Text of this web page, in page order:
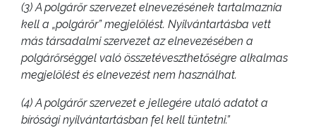
TESTÜLETI
ANYAGOK
KISTÉRSÉG
GEOTERM-
GYÖNGYÖS
(3) A polgárőr szervezet elnevezésének tartalmaznia
kell a „polgárőr” megjelölést. Nyilvántartásba vett
más társadalmi szervezet az elnevezésében a
polgárőrséggel való összetéveszthetőségre alkalmas
megjelölést és elnevezést nem használhat.
(4) A polgárőr szervezet e jellegére utaló adatot a
bírósági nyilvántartásban fel kell tüntetni.”